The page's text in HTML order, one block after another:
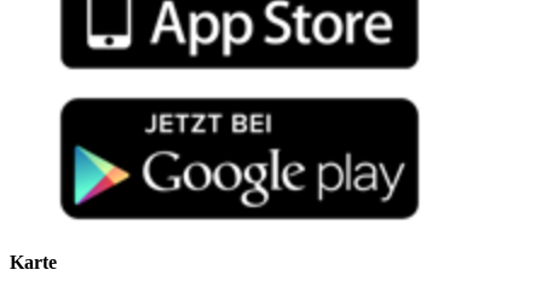
Karte